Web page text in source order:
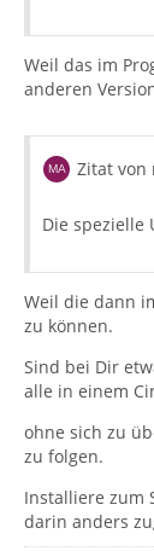
Weil das im
anderen
Zitat von
Die spezielle
Weil die dann
zu können.
Sind bei Dir
alle in einem
ohne sich zu
zu folgen.
Installiere zum
darin anders